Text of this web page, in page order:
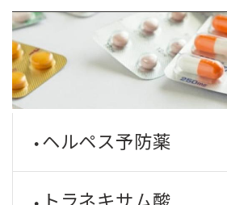
ヘルペス予防薬
トラネキサム酸